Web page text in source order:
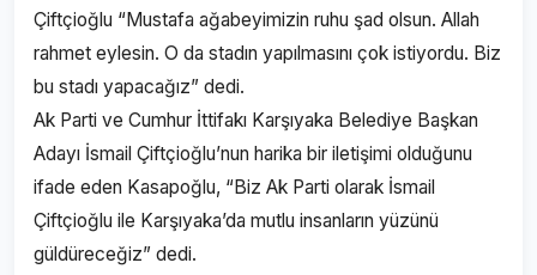
Çiftçioğlu “Mustafa ağabeyimizin ruhu şad olsun. Allah
rahmet eylesin. O da stadın yapılmasını çok istiyordu. Biz
bu stadı yapacağız” dedi.
Ak Parti ve Cumhur İttifakı Karşıyaka Belediye Başkan
Adayı İsmail Çiftçioğlu’nun harika bir iletişimi olduğunu
ifade eden Kasapoğlu, “Biz Ak Parti olarak İsmail
Çiftçioğlu ile Karşıyaka’da mutlu insanların yüzünü
güldüreceğiz” dedi.